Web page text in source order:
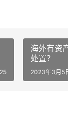
海外有资
处置？
2023年3月5